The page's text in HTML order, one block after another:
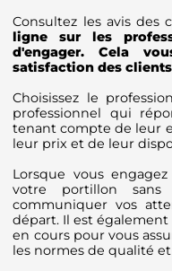
Consultez les avis des
ligne sur les
d'engager. Cela
satisfaction des
Choisissez le
professionnel qui
tenant compte de leur
leur prix et de leur
Lorsque vous
votre portillon sans
communiquer vos
départ. Il est
en cours pour vous
les normes de qualité